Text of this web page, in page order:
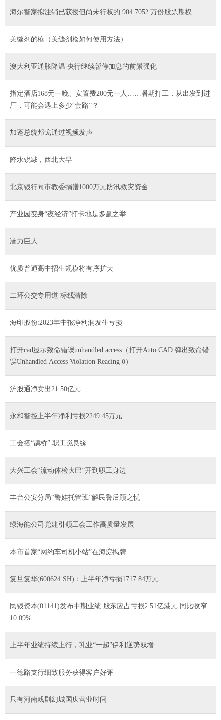
海尔智家拟注销已获授但尚未行权的 904.7052 万份股票期权
美缝剂的枪（美缝剂枪如何使用方法）
澳大利亚通胀降温 央行继续暂停加息的前景强化
指定酒店168元一晚、安置费200元一人……暑期打工，从出发到进
厂，可能会遇上多少“套路”？
加蓬总统邦戈通过视频发声
降水锐减，西北大旱
北京银行向市教委捐赠1000万元防汛救灾资金
产业园变身“夜经济”打卡地是多赢之举
潜力巨大
优质普通高中招生规模将有序扩大
二环公交专用道 标线清除
海印股份:2023年中报净利润发生亏损
打开cad显示致命错误unhandled access（打开Auto CAD 弹出致命错
误Unhandled Access Violation Reading 0）
沪股通净卖出21.50亿元
永和智控上半年净利亏损2249.45万元
工会搭“鹊桥” 职工觅良缘
大兴工会“流动体检大巴”开到职工身边
丰台公安分局“警娃托管班”解民警后顾之忧
绿海能公司党建引领工会工作高质量发展
本市首家“网约车司机小站”在海淀揭牌
复旦复华(600624.SH)：上半年净亏损1717.84万元
民银资本(01141)发布中期业绩 股东应占亏损2.51亿港元 同比收窄
10.09%
上半年业绩持续上行，乳业“一超”伊利逆势双增
一德路支行细致服务获得客户好评
只有河南戏剧幻城国庆营业时间